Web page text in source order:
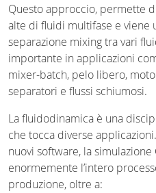
Questo approccio, permette
alte di fluidi multifase e viene
separazione mixing tra vari
importante in applicazioni
mixer-batch, pelo libero,
separatori e flussi schiumosi.
La fluidodinamica è una
che tocca diverse
nuovi software, la
enormemente l’intero
produzione, oltre a: